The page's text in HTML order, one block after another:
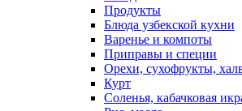
Продукты
Блюда узбекской кухни
Варенье и компоты
Приправы и специи
Орехи, сухофрукты,
Курт
Соленья, кабачковая